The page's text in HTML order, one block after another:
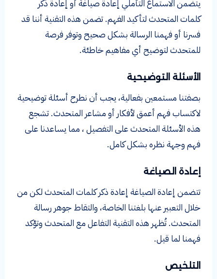
يتضمن الاستماع التأملي إعادة صياغة أو إعادة ذكر
كلمات المتحدث لتأكيد الفهم. تضمن هذه التقنية أننا قد
فسرنا أو فهمنا الرسالة بشكل صحيح وتوفر فرصة
للمتحدث لتوضيح أي مفاهيم خاطئة.
الأسئلة التوضيحية
بصفتنا مستمعين بفعالية، يجب أن نطرح أسئلة توضيحية
لاكتساب فهم أعمق لأفكار أو مشاعر المتحدث. تشجع
هذه الأسئلة المتحدث على التفصيل ، مما يساعدنا على
فهم وجهة نظره بشكل كامل.
إعادة الصياغة
تتضمن إعادة الصياغة إعادة ذكر كلمات المتحدث لكن من
خلال التعبير عنها بلغتنا الخاصة، والتقاط جوهر رسالة
المتحدث. تُظهر هذه التقنية التفاعل مع المتحدث وتؤكد
فهمنا لما قيل.
التلخيص